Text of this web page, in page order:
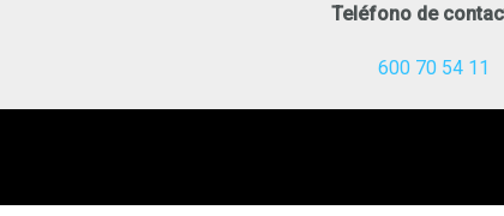
Teléfono de
600 70 54 11